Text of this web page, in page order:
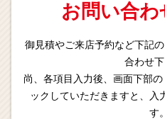
お問い合わ
御見積やご来店予約など下記
合わせ下
尚、各項目入力後、画面下部
ックしていただきますと、入
す。